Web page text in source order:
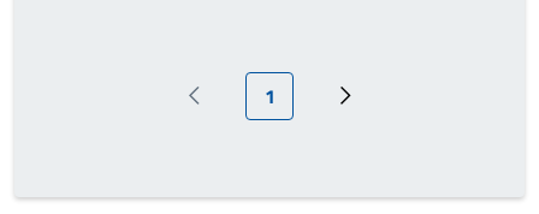
Pagina precedente
Pagina attuale
1 Pagina successiva